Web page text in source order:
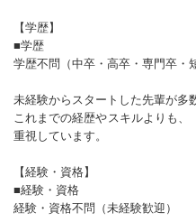
【学歴】
■学歴
学歴不問（中卒・高卒・専門卒・
未経験からスタートした先輩が多
これまでの経歴やスキルよりも、
重視しています。
【経験・資格】
■経験・資格
経験・資格不問（未経験歓迎）